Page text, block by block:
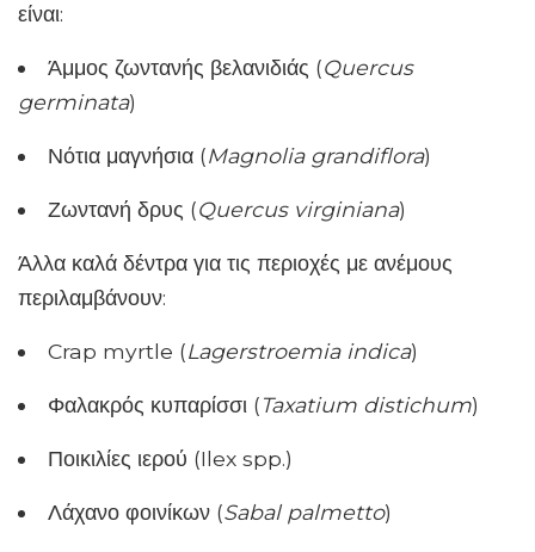
είναι:
Άμμος ζωντανής βελανιδιάς (Quercus
germinata)
Νότια μαγνήσια (Magnolia grandiflora)
Ζωντανή δρυς (Quercus virginiana)
Άλλα καλά δέντρα για τις περιοχές με ανέμους
περιλαμβάνουν:
Crap myrtle (Lagerstroemia indica)
Φαλακρός κυπαρίσσι (Taxatium distichum)
Ποικιλίες ιερού (Ilex spp.)
Λάχανο φοινίκων (Sabal palmetto)